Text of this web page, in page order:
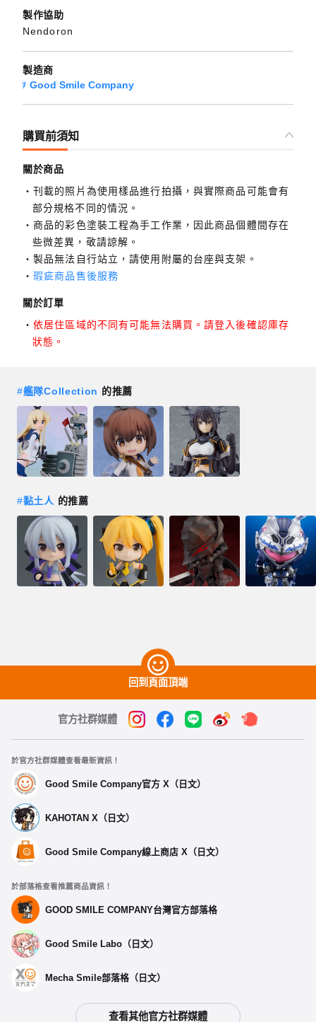
製作協助
Nendoron
製造商
Good Smile Company
購買前須知
關於商品
刊載的照片為使用樣品進行拍攝，與實際商品可能會有
部分規格不同的情況。
商品的彩色塗裝工程為手工作業，因此商品個體間存在
些微差異，敬請諒解。
製品無法自行站立，請使用附屬的台座與支架。
瑕疵商品售後服務
關於訂單
依居住區域的不同有可能無法購買。請登入後確認庫存
狀態。
#艦隊Collection 的推薦
#黏土人 的推薦
回到頁面頂端
官方社群媒體
於官方社群媒體查看最新資訊！
Good Smile Company官方 X（日文）
KAHOTAN X（日文）
Good Smile Company線上商店 X（日文）
於部落格查看推薦商品資訊！
GOOD SMILE COMPANY台灣官方部落格
Good Smile Labo（日文）
Mecha Smile部落格（日文）
查看其他官方社群媒體